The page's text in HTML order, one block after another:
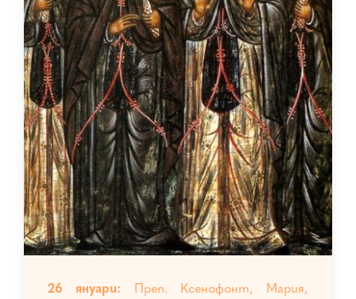
26 януари: Преп. Ксенофонт, Мария,